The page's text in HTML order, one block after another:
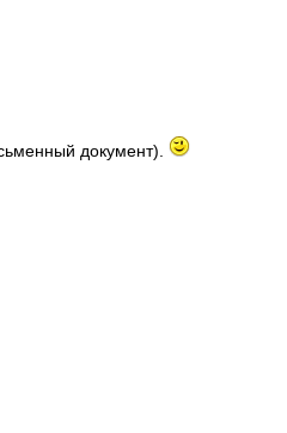
документ).